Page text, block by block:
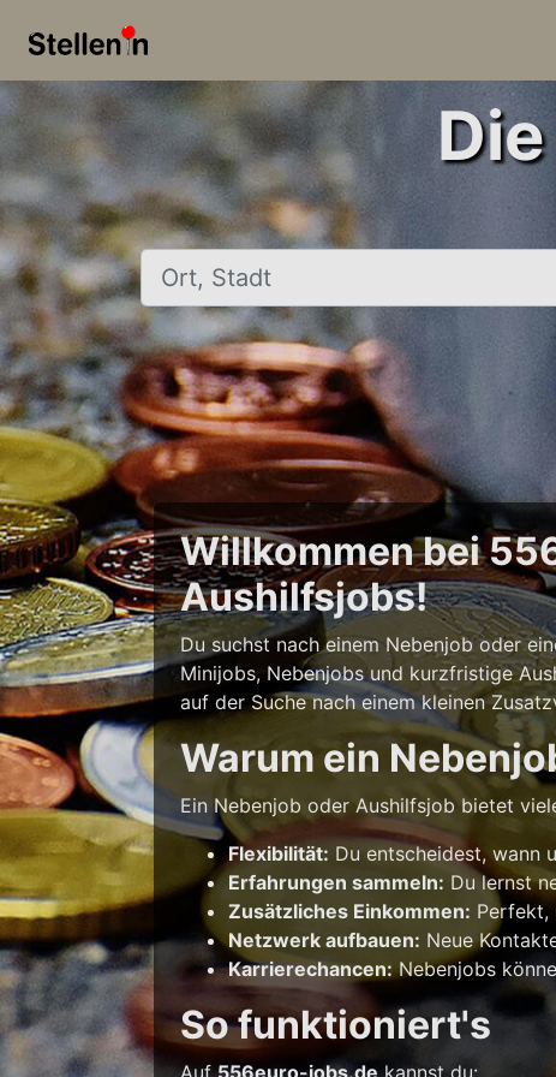
Ort, Stadt
Willkommen bei
Aushilfsjobs!
Du suchst nach einem Nebenjob oder
Minijobs, Nebenjobs und kurzfristige
auf der Suche nach einem kleinen
Warum ein
Ein Nebenjob oder Aushilfsjob bietet
Flexibilität: Du entscheidest, wann
Erfahrungen sammeln: Du lernst
Zusätzliches Einkommen: Perfekt,
Netzwerk aufbauen: Neue
Karrierechancen:Nebenjobs
So funktioniert's